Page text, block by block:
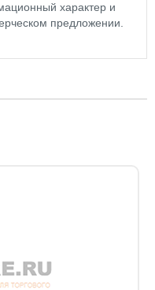
характер и
предложении.